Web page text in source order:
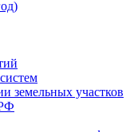
земельных участков